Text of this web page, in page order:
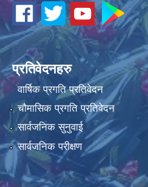
प्रतिवेदनहरु
वार्षिक प्रगति प्रतिवेदन
चौमासिक प्रगति प्रतिवेदन
सार्वजनिक सुनुवाई
सार्वजनिक परीक्षण